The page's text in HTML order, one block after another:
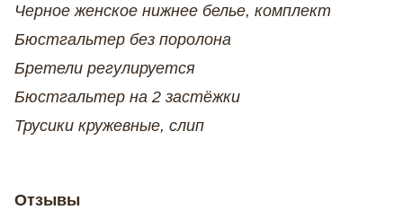
Черное женское нижнее белье, комплект
Бюстгальтер без поролона
Бретели регулируется
Бюстгальтер на 2 застёжки
Трусики кружевные, слип
Отзывы